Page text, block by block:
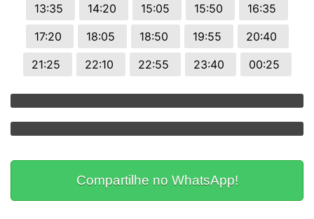
13:35
14:20 15:05 15:50
16:35
17:20
18:05 18:50 19:55
20:40
21:25
22:10 22:55 23:40 00:25
Compartilhe no WhatsApp!